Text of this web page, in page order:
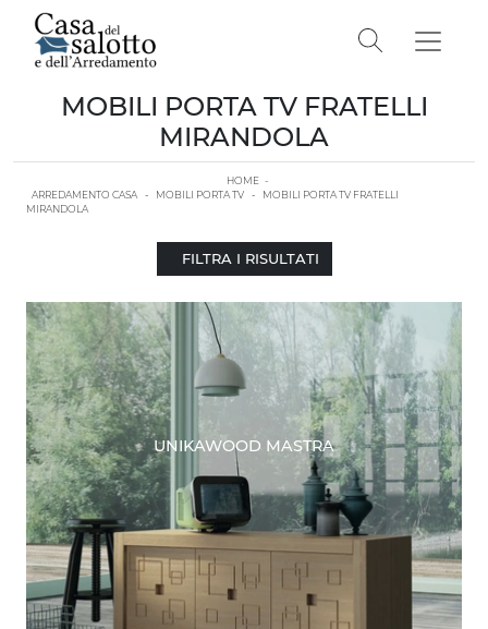
MOBILI PORTA TV FRATELLI
MIRANDOLA
HOME -
ARREDAMENTO CASA
- MOBILI PORTA TV -
MOBILI PORTA TV FRATELLI
MIRANDOLA
FILTRA I RISULTATI
UNIKAWOOD MASTRA